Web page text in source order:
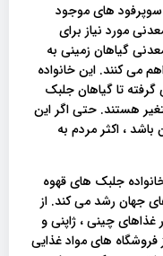
های موجود
مورد نیاز برای
تا 20 برابر مواد معدنی گیاهان زمینی به
می کنند. این خانواده
تا گیاهان جلبک
طول بیش از 1500 فوت متغیر هستند. حتی اگر این
، اکثر مردم به
جلبک های قهوه
جهان رشد می کند. از
چینی ، ژاپنی و
های مواد غذایی